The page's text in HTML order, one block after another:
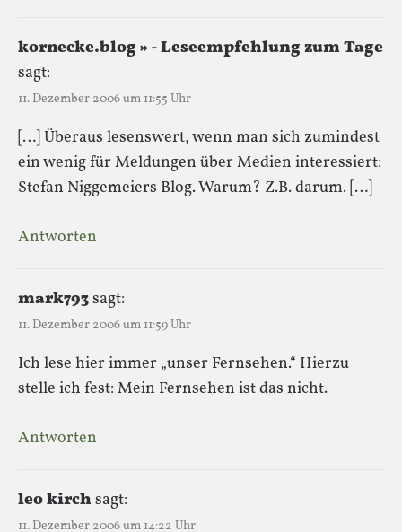
kornecke.blog » - Leseempfehlung zum Tage
sagt:
11. Dezember 2006 um 11:55 Uhr
[…] Überaus lesenswert, wenn man sich zumindest
ein wenig für Meldungen über Medien interessiert:
Stefan Niggemeiers Blog. Warum? Z.B. darum. […]
Antworten
mark793sagt:
11. Dezember 2006 um 11:59 Uhr
Ich lese hier immer „unser Fernsehen.“ Hierzu
stelle ich fest: Mein Fernsehen ist das nicht.
Antworten
leo kirch sagt:
11. Dezember 2006 um 14:22 Uhr